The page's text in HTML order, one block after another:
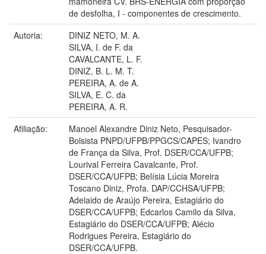
de desfolha, I - componentes de crescimento.
Autoria:
DINIZ NETO, M. A.
SILVA, I. de F. da
CAVALCANTE, L. F.
DINIZ, B. L. M. T.
PEREIRA, A. de A.
SILVA, E. C. da
PEREIRA, A. R.
Afiliação:
Manoel Alexandre Diniz Neto, Pesquisador-
Bolsista PNPD/UFPB/PPGCS/CAPES; Ivandro
de França da Silva, Prof. DSER/CCA/UFPB;
Lourival Ferreira Cavalcante, Prof.
DSER/CCA/UFPB; Belísia Lúcia Moreira
Toscano Diniz, Profa. DAP/CCHSA/UFPB;
Adelaido de Araújo Pereira, Estagiário do
DSER/CCA/UFPB; Edcarlos Camilo da Silva,
Estagiário do DSER/CCA/UFPB; Alécio
Rodrigues Pereira, Estagiário do
DSER/CCA/UFPB.